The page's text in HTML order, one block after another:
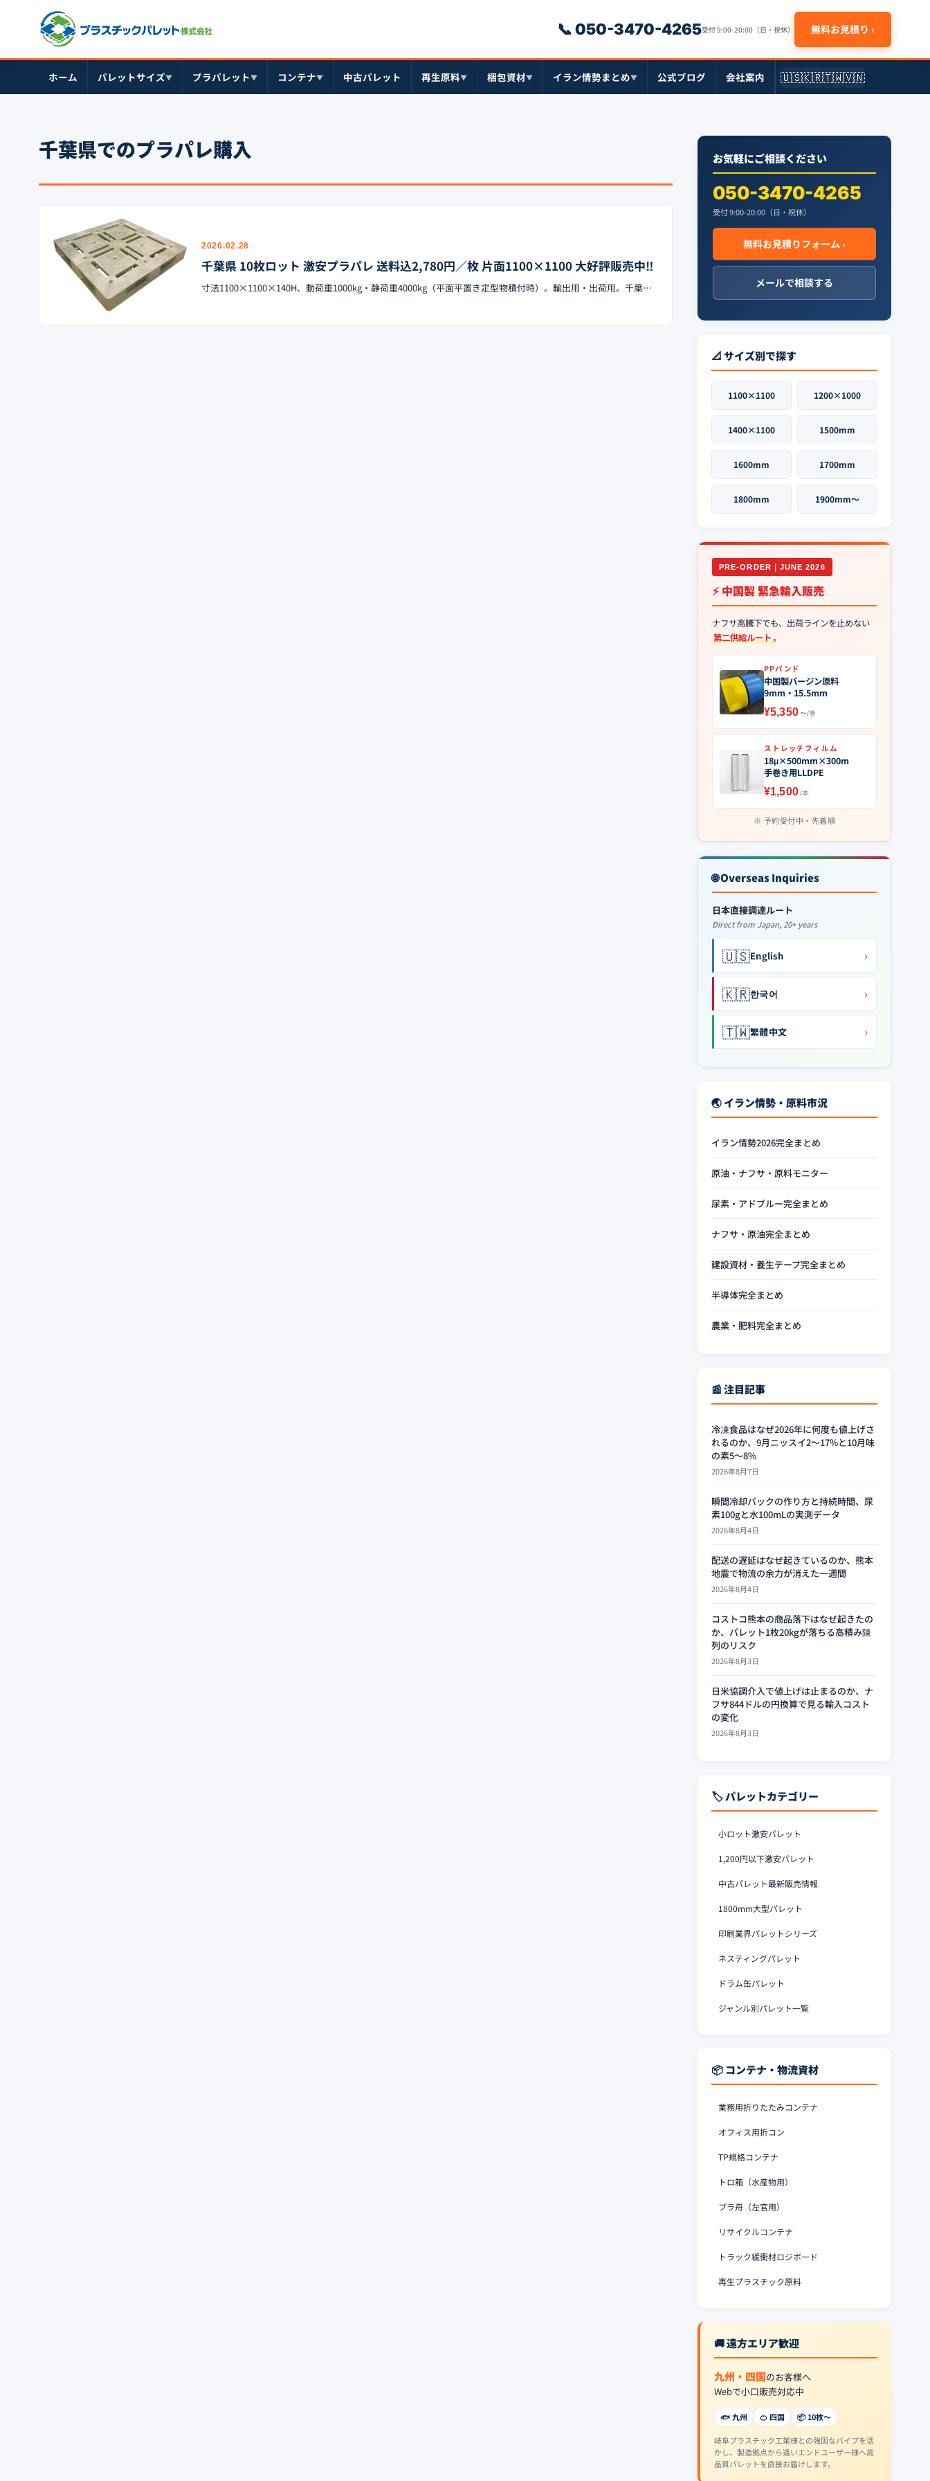
📞 050-3470-4265受付 9:00-20:00（日・祝休） 無料お見積り ›
ホーム パレットサイズ▼ プラパレット▼ コンテナ▼ 中古パレット 再生原料▼ 梱包資材▼ イラン情勢まとめ▼ 公式ブログ 会社案内 🇺🇸🇰🇷🇹🇼🇻🇳
千葉県でのプラパレ購入
2026.02.28
千葉県 10枚ロット 激安プラパレ 送料込2,780円／枚 片面1100×1100 大好評販売中‼︎
寸法1100×1100×140H、動荷重1000kg・静荷重4000kg（平面平置き定型物積付時）。輸出用・出荷用。千葉…
お気軽にご相談ください
050-3470-4265
受付 9:00-20:00（日・祝休）
無料お見積りフォーム ›
メールで相談する
📐 サイズ別で探す
1100×1100 1200×1000
1400×1100 1500mm
1600mm 1700mm
1800mm 1900mm〜
PRE-ORDER｜JUNE 2026
⚡ 中国製 緊急輸入販売
ナフサ高騰下でも、出荷ラインを止めない
第二供給ルート。
PPバンド
中国製バージン原料
9mm・15.5mm
¥5,350〜/巻
ストレッチフィルム
18μ×500mm×300m
手巻き用LLDPE
¥1,500/本
予約受付中・先着順
🌐 Overseas Inquiries
日本直接調達ルート
Direct from Japan, 20+ years
🇺🇸English ›
🇰🇷한국어 ›
🇹🇼繁體中文 ›
🌏 イラン情勢・原料市況
イラン情勢2026完全まとめ
原油・ナフサ・原料モニター
尿素・アドブルー完全まとめ
ナフサ・原油完全まとめ
建設資材・養生テープ完全まとめ
半導体完全まとめ
農業・肥料完全まとめ
📰 注目記事
冷凍食品はなぜ2026年に何度も値上げさ
れるのか、9月ニッスイ2〜17%と10月味
の素5〜8%
2026年8月7日
瞬間冷却パックの作り方と持続時間、尿
素100gと水100mLの実測データ
2026年8月4日
配送の遅延はなぜ起きているのか、熊本
地震で物流の余力が消えた一週間
2026年8月4日
コストコ熊本の商品落下はなぜ起きたの
か、パレット1枚20kgが落ちる高積み陳
列のリスク
2026年8月3日
日米協調介入で値上げは止まるのか、ナ
フサ844ドルの円換算で見る輸入コスト
の変化
2026年8月3日
🏷️ パレットカテゴリー
小ロット激安パレット
1,200円以下激安パレット
中古パレット最新販売情報
1800mm大型パレット
印刷業界パレットシリーズ
ネスティングパレット
ドラム缶パレット
ジャンル別パレット一覧
📦 コンテナ・物流資材
業務用折りたたみコンテナ
オフィス用折コン
TP規格コンテナ
トロ箱（水産物用）
プラ舟（左官用）
リサイクルコンテナ
トラック緩衝材ロジボード
再生プラスチック原料
🚚 遠方エリア歓迎
九州・四国のお客様へ
Webで小口販売対応中
🐟 九州 🍊 四国 📦 10枚〜
岐阜プラスチック工業様との強固なパイプを活
かし、製造拠点から遠いエンドユーザー様へ高
品質パレットを直接お届けします。